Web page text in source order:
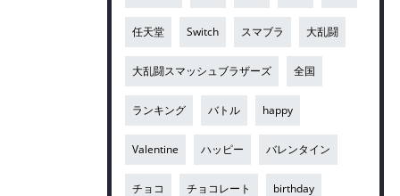
任天堂 Switch スマブラ 大乱闘
大乱闘スマッシュブラザーズ 全国
ランキング バトル happy
Valentine ハッピー バレンタイン
チョコ チョコレート birthday